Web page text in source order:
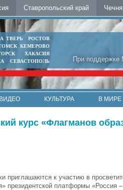
Ставропольский край Чечня
При поддержке
ТВЕРЬ
РОСТОВ
КЕМЕРОВО
ХАКАСИЯ
СЕВАСТОПОЛЬ
ВИДЕО КУЛЬТУРА В МИРЕ
курс «Флагманов
приглашаются к участию в
президентской платформы «Россия